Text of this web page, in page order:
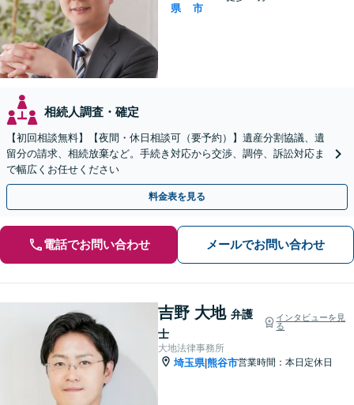
県 市
相続人調査・確定
【初回相談無料】【夜間・休日相談可（要予約）】遺産分割協議、遺
留分の請求、相続放棄など。手続き対応から交渉、調停、訴訟対応ま
で幅広くお任せください
料金表を見る
電話でお問い合わせ メールでお問い合わせ
吉野 大地 弁護
士
インタビューを見
る
大地法律事務所
埼玉県|熊谷市営業時間：本日定休日